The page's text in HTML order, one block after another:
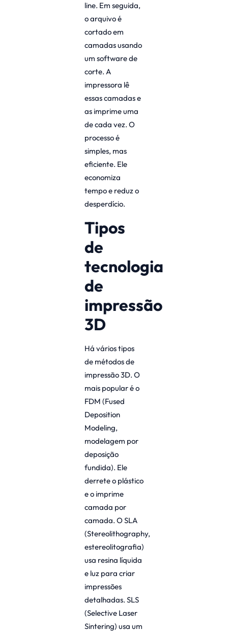
line. Em seguida,
o arquivo é
cortado em
camadas usando
um software de
corte. A
impressora lê
essas camadas e
as imprime uma
de cada vez. O
processo é
simples, mas
eficiente. Ele
economiza
tempo e reduz o
desperdício.
Tipos
de
tecnologia
de
impressão
3D
Há vários tipos
de métodos de
impressão 3D. O
mais popular é o
FDM (Fused
Deposition
Modeling,
modelagem por
deposição
fundida). Ele
derrete o plástico
e o imprime
camada por
camada. O SLA
(Stereolithography,
estereolitografia)
usa resina líquida
e luz para criar
impressões
detalhadas. SLS
(Selective Laser
Sintering) usa um